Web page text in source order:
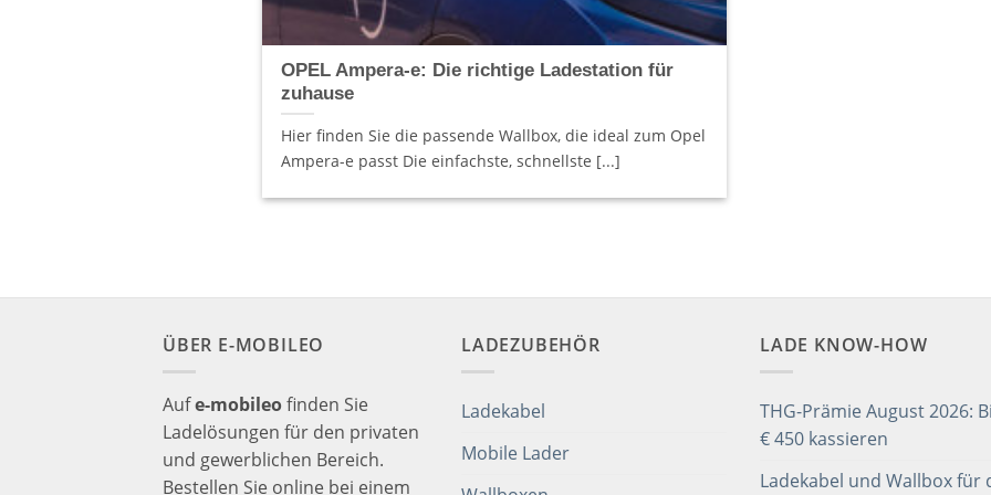
OPEL Ampera-e: Die richtige Ladestation für
zuhause
Hier finden Sie die passende Wallbox, die ideal zum Opel
Ampera-e passt Die einfachste, schnellste [...]
ÜBER E-MOBILEO
Aufe-mobileofinden Sie
Ladelösungen für den privaten
und gewerblichen Bereich.
Bestellen Sie online bei einem
LADEZUBEHÖR
Ladekabel
Mobile Lader
LADE KNOW-HOW
THG-Prämie August 2026:
€ 450 kassieren
Ladekabel und Wallbox für